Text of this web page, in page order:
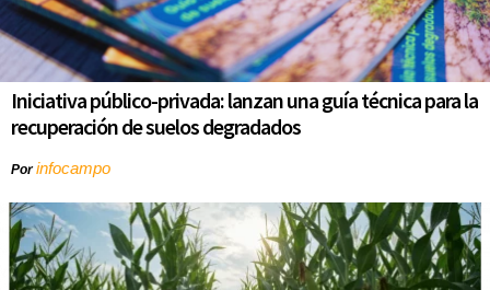
Iniciativa público-privada: lanzan una guía técnica para la
recuperación de suelos degradados
Porinfocampo